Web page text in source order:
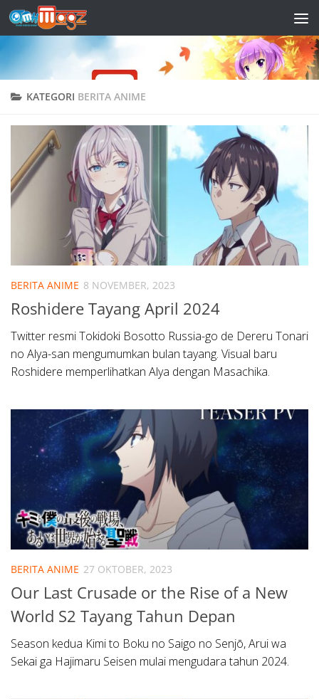
Skip to content
KATEGORI BERITA ANIME
BERITA ANIME 8 NOVEMBER, 2023
Roshidere Tayang April 2024
Twitter resmi Tokidoki Bosotto Russia-go de Dereru Tonari
no Alya-san mengumumkan bulan tayang. Visual baru
Roshidere memperlihatkan Alya dengan Masachika.
BERITA ANIME 27 OKTOBER, 2023
Our Last Crusade or the Rise of a New
World S2 Tayang Tahun Depan
Season kedua Kimi to Boku no Saigo no Senjō, Arui wa
Sekai ga Hajimaru Seisen mulai mengudara tahun 2024.